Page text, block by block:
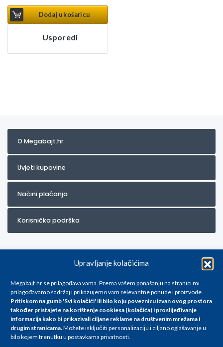
Upravljanje kolačićima
Megabajt.hr se prilagođava vama. Prema vašem ponašanju na stranici mi
prilagođavamo sadržaj i prikazujemo vam relevantne ponude i proizvode.
Pritiskom na gumb 'Svi kolačići' ili bilo koju poveznicu izvan ovog prostora
također pristajete na korištenje cookiesa (kolačića) i proslijeđivanje
informacija kako bi prikazivali ciljane reklame na društvenim mrežama i
drugim stranicama.Možete isključiti personalizaciju i ciljano oglašavanje u
bilo kojem trenutku u postavkama privatnosti.
Dodaj u košaricu
Usporedi
O Megabajt.hr
Uvjeti kupovine
Načini plaćanja
Korisnička podrška
Za artikle kojih trenutno nema u ponudi obratite nam se na
info@megabajt.hr. Sve cijene su informativnog karaktera i podložne su
promjenama, a
iskazane su za avansno plaćanje(gotovina) u Eurima i uključuju PDV. Sve